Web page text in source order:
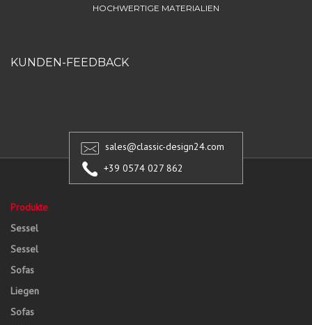
HOCHWERTIGE MATERIALIEN
KUNDEN-FEEDBACK
sales@classic-design24.com
+39 0574 027 862
Produkte
Sessel
Sessel
Sofas
Liegen
Sofas